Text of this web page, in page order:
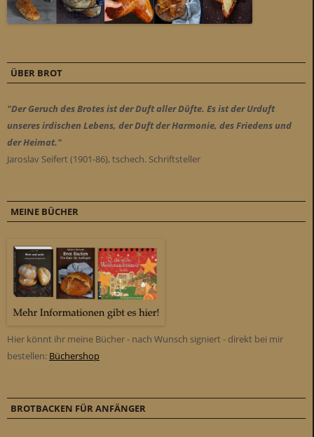
ÜBER BROT
"Der Geruch des Brotes ist der Duft aller Düfte. Es ist der Urduft
unseres irdischen Lebens, der Duft der Harmonie, des Friedens und
der Heimat."
Jaroslav Seifert (1901-86), tschech. Schriftsteller
MEINE BÜCHER
Hier könnt ihr meine Bücher - nach Wunsch signiert - direkt bei mir
bestellen: Büchershop
BROTBACKEN FÜR ANFÄNGER